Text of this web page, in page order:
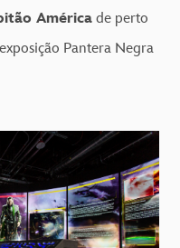
América de perto
Pantera Negra